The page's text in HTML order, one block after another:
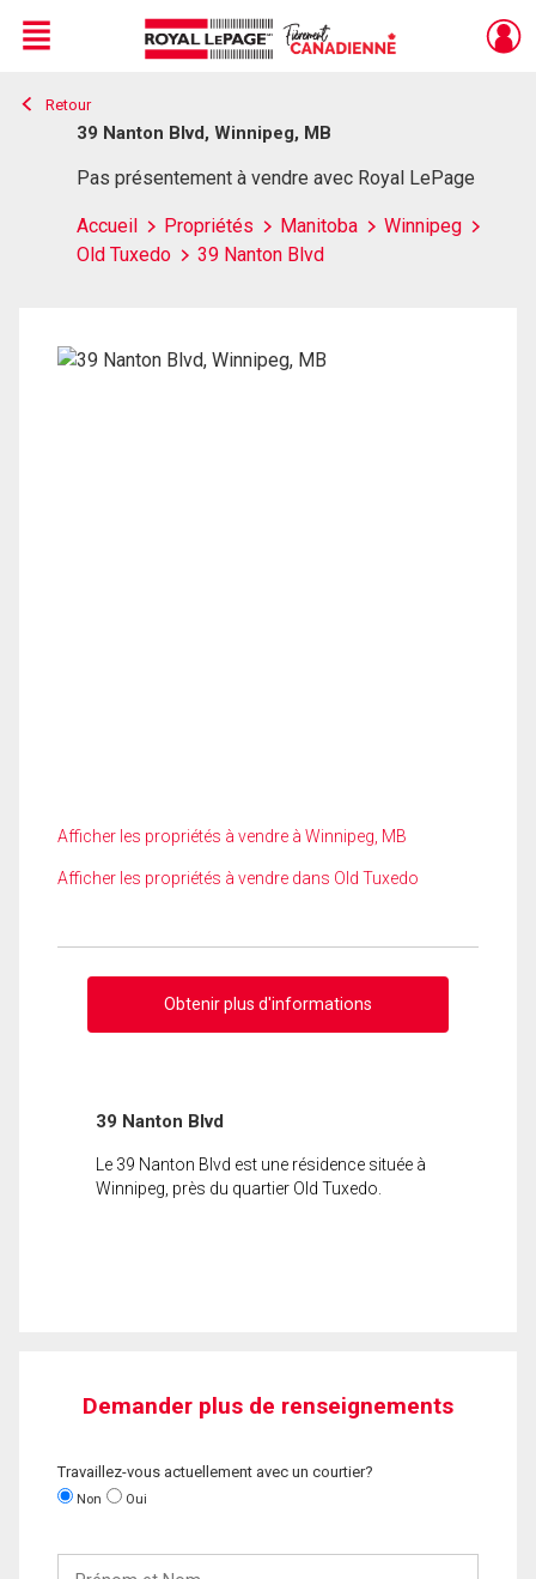
Live
En Direct
Menu
Retour
39 Nanton Blvd, Winnipeg, MB
Pas présentement à vendre avec Royal LePage
Accueil Propriétés Manitoba
Winnipeg
Old Tuxedo
39 Nanton Blvd
Afficher les propriétés à vendre à Winnipeg, MB
Afficher les propriétés à vendre dans Old Tuxedo
Obtenir plus d'informations
39 Nanton Blvd
Le 39 Nanton Blvd est une résidence située à
Winnipeg, près du quartier Old Tuxedo.
Demander plus de renseignements
Travaillez-vous actuellement avec un courtier?
Non Oui